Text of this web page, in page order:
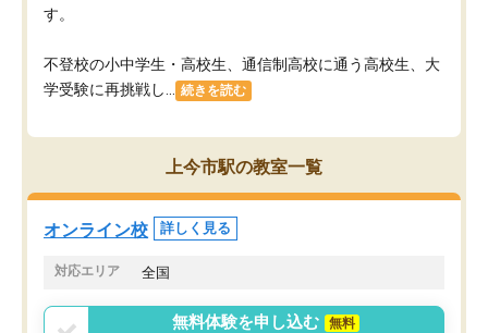
す。
不登校の小中学生・高校生、通信制高校に通う高校生、大
学受験に再挑戦し... 続きを読む
上今市駅の教室一覧
オンライン校 詳しく見る
対応エリア 全国
無料体験を申し込む
無料